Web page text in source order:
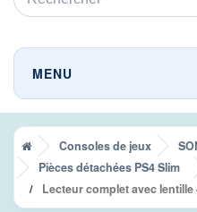
MENU
Consoles de jeux
Pièces détachées PS4 Slim
Lecteur complet avec lentille